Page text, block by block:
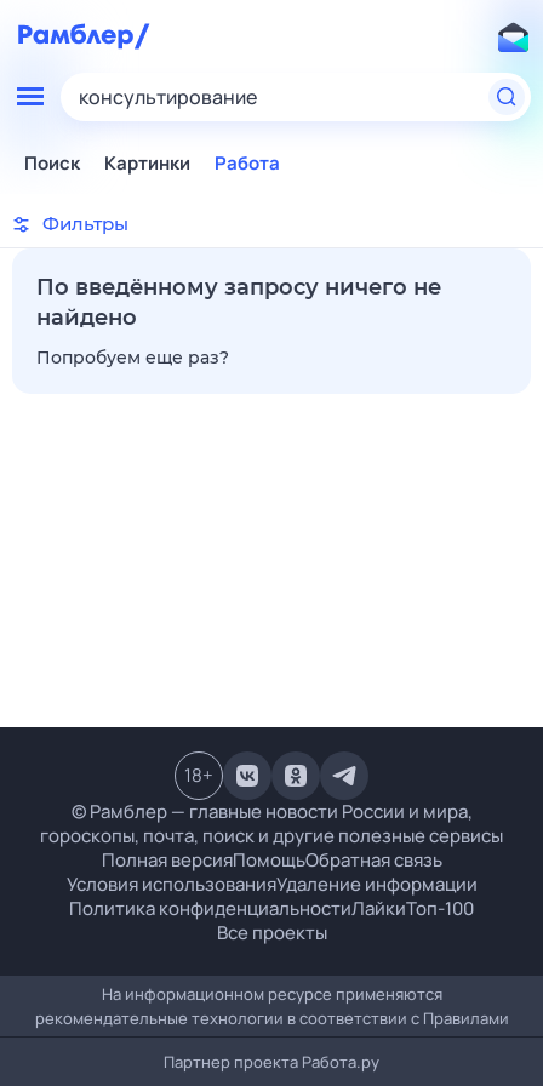
консультирование
Поиск Картинки Работа
Фильтры
По введённому запросу ничего не
найдено
Попробуем еще раз?
© Рамблер — главные новости России и мира,
гороскопы, почта, поиск и другие полезные сервисы
Полная версияПомощьОбратная связь
Условия использованияУдаление информации
Политика конфиденциальностиЛайкиТоп-100
Все проекты
18+
На информационном ресурсе применяются
рекомендательные технологии в соответствии с Правилами
Партнер проекта Работа.ру